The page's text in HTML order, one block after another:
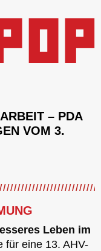
– PDA
VOM 3.
Leben im
für eine 13. AHV-